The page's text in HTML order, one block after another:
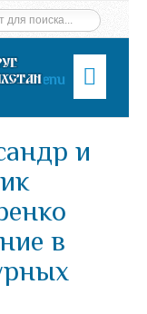
Menu
и
в